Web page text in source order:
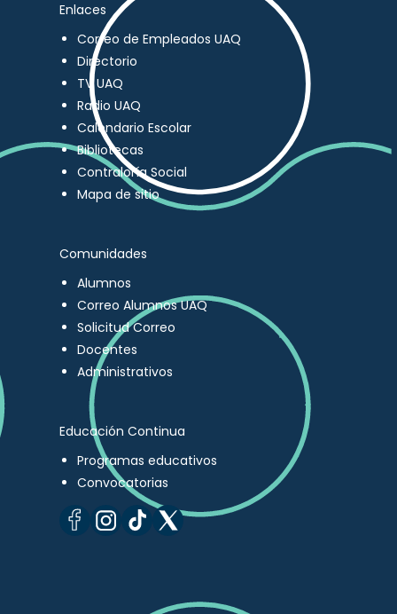
Enlaces
Correo de Empleados UAQ
Directorio
TV UAQ
Radio UAQ
Calendario Escolar
Bibliotecas
Contraloría Social
Mapa de sitio
Comunidades
Alumnos
Correo Alumnos UAQ
Solicitud Correo
Docentes
Administrativos
Educación Continua
Programas educativos
Convocatorias